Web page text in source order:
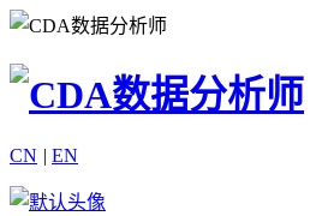
CN | EN